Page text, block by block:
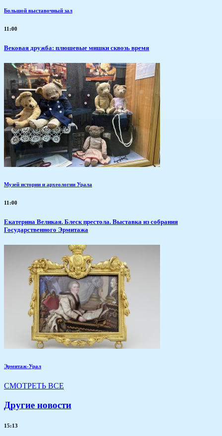
Большой выставочный зал
11:00
Вековая дружба: плюшевые мишки сквозь время
Музей истории и археологии Урала
11:00
Екатерина Великая. Блеск престола. Выставка из собрания
Государственного Эрмитажа
Эрмитаж-Урал
СМОТРЕТЬ ВСЕ
Другие новости
15:13